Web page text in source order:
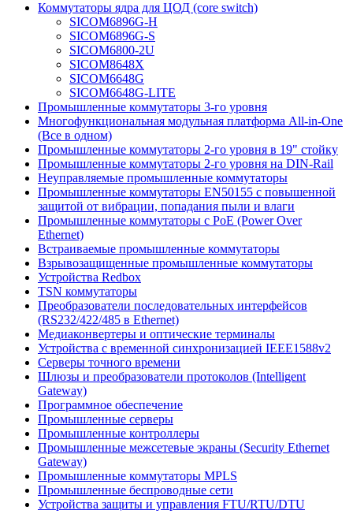
Коммутаторы ядра для ЦОД (core switch)
SICOM6896G-H
SICOM6896G-S
SICOM6800-2U
SICOM8648X
SICOM6648G
SICOM6648G-LITE
Промышленные коммутаторы 3-го уровня
Многофункциональная модульная платформа All-in-One
(Все в одном)
Промышленные коммутаторы 2-го уровня в 19" стойку
Промышленные коммутаторы 2-го уровня на DIN-Rail
Неуправляемые промышленные коммутаторы
Промышленные коммутаторы EN50155 с повышенной
защитой от вибрации, попадания пыли и влаги
Промышленные коммутаторы с PoE (Power Over
Ethernet)
Встраиваемые промышленные коммутаторы
Взрывозащищенные промышленные коммутаторы
Устройства Redbox
TSN коммутаторы
Преобразователи последовательных интерфейсов
(RS232/422/485 в Ethernet)
Медиаконвертеры и оптические терминалы
Устройства с временной синхронизацией IEEE1588v2
Серверы точного времени
Шлюзы и преобразователи протоколов (Intelligent
Gateway)
Программное обеспечение
Промышленные серверы
Промышленные контроллеры
Промышленные межсетевые экраны (Security Ethernet
Gateway)
Промышленные коммутаторы MPLS
Промышленные беспроводные сети
Устройства защиты и управления FTU/RTU/DTU